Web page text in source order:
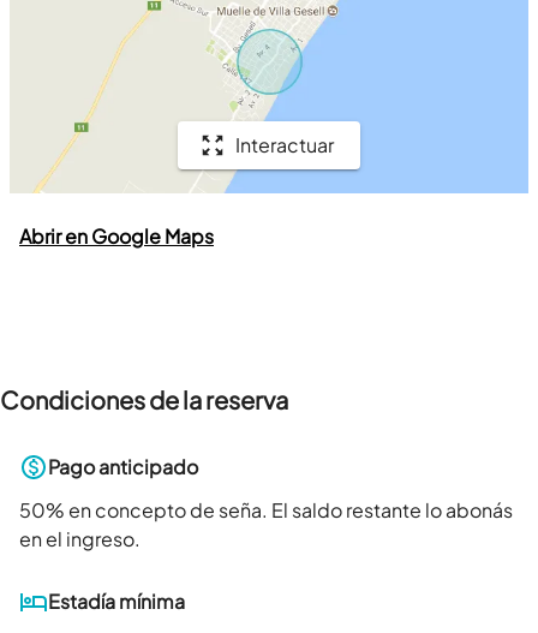
Interactuar
Abrir en Google Maps
Condiciones de la reserva
Pago anticipado
50% en concepto de seña. El saldo restante lo abonás
en el ingreso.
Estadía mínima